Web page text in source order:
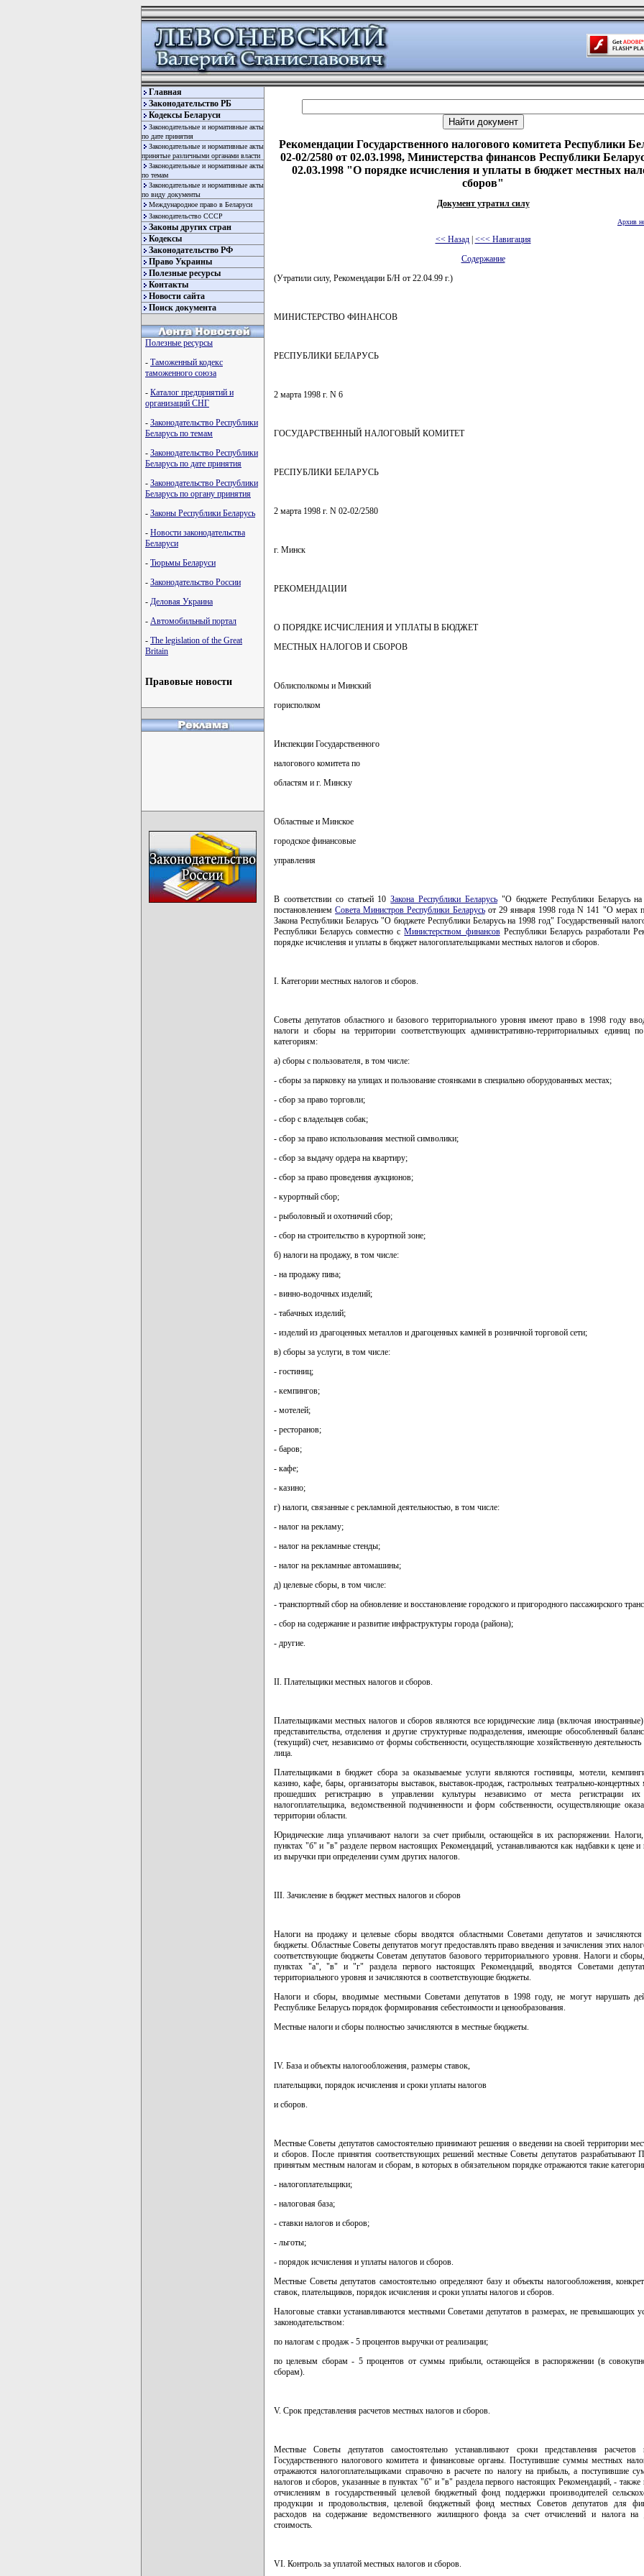
Главная
Законодательство РБ
Кодексы Беларуси
Законодательные и нормативные акты
по дате принятия
Законодательные и нормативные акты
принятые различными органами власти
Законодательные и нормативные акты
по темам
Законодательные и нормативные акты
по виду документы
Международное право в Беларуси
Законодательство СССР
Законы других стран
Кодексы
Законодательство РФ
Право Украины
Полезные ресурсы
Контакты
Новости сайта
Поиск документа
Полезные ресурсы
- Таможенный кодекс
таможенного союза
- Каталог предприятий и
организаций СНГ
- Законодательство Республики
Беларусь по темам
- Законодательство Республики
Беларусь по дате принятия
- Законодательство Республики
Беларусь по органу принятия
- Законы Республики Беларусь
- Новости законодательства
Беларуси
- Тюрьмы Беларуси
- Законодательство России
- Деловая Украина
- Автомобильный портал
- The legislation of the Great
Britain
Правовые новости
Рекомендации Государственного налогового комитета Республики
02-02/2580 от 02.03.1998, Министерства финансов Республики
02.03.1998 "О порядке исчисления и уплаты в бюджет местных
сборов"
Документ утратил силу
Архив
<< Назад| <<< Навигация
Содержание
(Утратили силу, Рекомендации Б/Н от 22.04.99 г.)
МИНИСТЕРСТВО ФИНАНСОВ
РЕСПУБЛИКИ БЕЛАРУСЬ
2 марта 1998 г. N 6
ГОСУДАРСТВЕННЫЙ НАЛОГОВЫЙ КОМИТЕТ
РЕСПУБЛИКИ БЕЛАРУСЬ
2 марта 1998 г. N 02-02/2580
г. Минск
РЕКОМЕНДАЦИИ
О ПОРЯДКЕ ИСЧИСЛЕНИЯ И УПЛАТЫ В БЮДЖЕТ
МЕСТНЫХ НАЛОГОВ И СБОРОВ
Облисполкомы и Минский
горисполком
Инспекции Государственного
налогового комитета по
областям и г. Минску
Областные и Минское
городское финансовые
управления
В соответствии со статьей 10Закона Республики Беларусь "О бюджете Республики Беларусь
постановлениемСовета Министров Республики Беларусьот 29 января 1998 года N 141 "О мерах
Закона Республики Беларусь "О бюджете Республики Беларусь на 1998 год" Государственный
Республики Беларусь совместно сМинистерством финансовРеспублики Беларусь разработали
порядке исчисления и уплаты в бюджет налогоплательщиками местных налогов и сборов.
I. Категории местных налогов и сборов.
Советы депутатов областного и базового территориального уровня имеют право в 1998 году
налоги и сборы на территории соответствующих административно-территориальных единиц
категориям:
а) сборы с пользователя, в том числе:
- сборы за парковку на улицах и пользование стоянками в специально оборудованных местах;
- сбор за право торговли;
- сбор с владельцев собак;
- сбор за право использования местной символики;
- сбор за выдачу ордера на квартиру;
- сбор за право проведения аукционов;
- курортный сбор;
- рыболовный и охотничий сбор;
- сбор на строительство в курортной зоне;
б) налоги на продажу, в том числе:
- на продажу пива;
- винно-водочных изделий;
- табачных изделий;
- изделий из драгоценных металлов и драгоценных камней в розничной торговой сети;
в) сборы за услуги, в том числе:
- гостиниц;
- кемпингов;
- мотелей;
- ресторанов;
- баров;
- кафе;
- казино;
г) налоги, связанные с рекламной деятельностью, в том числе:
- налог на рекламу;
- налог на рекламные стенды;
- налог на рекламные автомашины;
д) целевые сборы, в том числе:
- транспортный сбор на обновление и восстановление городского и пригородного пассажирского
- сбор на содержание и развитие инфраструктуры города (района);
- другие.
II. Плательщики местных налогов и сборов.
Плательщиками местных налогов и сборов являются все юридические лица (включая
представительства, отделения и другие структурные подразделения, имеющие обособленный
(текущий) счет, независимо от формы собственности, осуществляющие хозяйственную деятельность
лица.
Плательщиками в бюджет сбора за оказываемые услуги являются гостиницы, мотели,
казино, кафе, бары, организаторы выставок, выставок-продаж, гастрольных театрально-концертных
прошедших регистрацию в управлении культуры независимо от места регистрации
налогоплательщика, ведомственной подчиненности и форм собственности, осуществляющие
территории области.
Юридические лица уплачивают налоги за счет прибыли, остающейся в их распоряжении.
пунктах "б" и "в" разделе первом настоящих Рекомендаций, устанавливаются как надбавки к цене
из выручки при определении сумм других налогов.
III. Зачисление в бюджет местных налогов и сборов
Налоги на продажу и целевые сборы вводятся областными Советами депутатов и
бюджеты. Областные Советы депутатов могут предоставлять право введения и зачисления этих
соответствующие бюджеты Советам депутатов базового территориального уровня. Налоги и
пунктах "а", "в" и "г" раздела первого настоящих Рекомендаций, вводятся Советами
территориального уровня и зачисляются в соответствующие бюджеты.
Налоги и сборы, вводимые местными Советами депутатов в 1998 году, не могут нарушать
Республике Беларусь порядок формирования себестоимости и ценообразования.
Местные налоги и сборы полностью зачисляются в местные бюджеты.
IV. База и объекты налогообложения, размеры ставок,
плательщики, порядок исчисления и сроки уплаты налогов
и сборов.
Местные Советы депутатов самостоятельно принимают решения о введении на своей территории
и сборов. После принятия соответствующих решений местные Советы депутатов разрабатывают
принятым местным налогам и сборам, в которых в обязательном порядке отражаются такие
- налогоплательщики;
- налоговая база;
- ставки налогов и сборов;
- льготы;
- порядок исчисления и уплаты налогов и сборов.
Местные Советы депутатов самостоятельно определяют базу и объекты налогообложения,
ставок, плательщиков, порядок исчисления и сроки уплаты налогов и сборов.
Налоговые ставки устанавливаются местными Советами депутатов в размерах, не превышающих
законодательством:
по налогам с продаж - 5 процентов выручки от реализации;
по целевым сборам - 5 процентов от суммы прибыли, остающейся в распоряжении (в
сборам).
V. Срок представления расчетов местных налогов и сборов.
Местные Советы депутатов самостоятельно устанавливают сроки представления расчетов
Государственного налогового комитета и финансовые органы. Поступившие суммы местных
отражаются налогоплательщиками справочно в расчете по налогу на прибыль, а поступившие
налогов и сборов, указанные в пунктах "б" и "в" раздела первого настоящих Рекомендаций, - также
отчислениям в государственный целевой бюджетный фонд поддержки производителей
продукции и продовольствия, целевой бюджетный фонд местных Советов депутатов для
расходов на содержание ведомственного жилищного фонда за счет отчислений и налога на
стоимость.
VI. Контроль за уплатой местных налогов и сборов.